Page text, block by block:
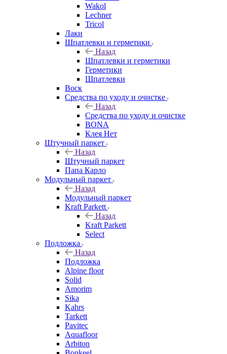
Wakol
Lechner
Tricol
Лаки
Шпатлевки и герметики
Назад
Шпатлевки и герметики
Герметики
Шпатлевки
Воск
Средства по уходу и очистке
Назад
Средства по уходу и очистке
BONA
Клея Нет
Штучный паркет
Назад
Штучный паркет
Папа Карло
Модульный паркет
Назад
Модульный паркет
Kraft Parkett
Назад
Kraft Parkett
Select
Подложка
Назад
Подложка
Alpine floor
Solid
Amorim
Sika
Kahrs
Tarkett
Pavitec
Aquafloor
Arbiton